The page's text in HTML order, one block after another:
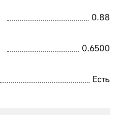
0.88
0.6500
Есть